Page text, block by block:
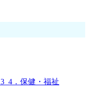
．保健・福祉